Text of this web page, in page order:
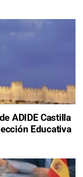
ADIDE Castilla
Educativa